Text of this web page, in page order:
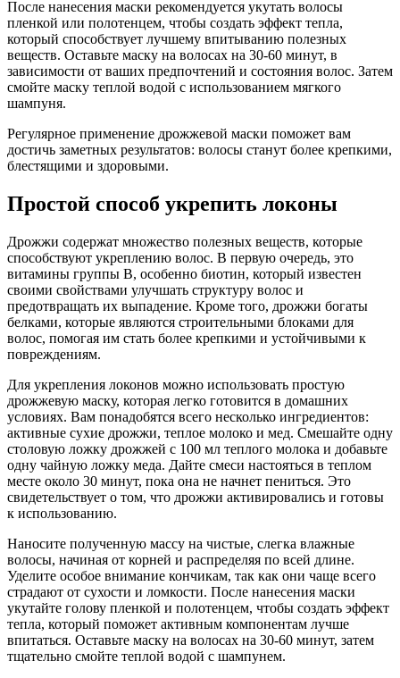
После нанесения маски рекомендуется укутать волосы
пленкой или полотенцем, чтобы создать эффект тепла,
который способствует лучшему впитыванию полезных
веществ. Оставьте маску на волосах на 30-60 минут, в
зависимости от ваших предпочтений и состояния волос. Затем
смойте маску теплой водой с использованием мягкого
шампуня.
Регулярное применение дрожжевой маски поможет вам
достичь заметных результатов: волосы станут более крепкими,
блестящими и здоровыми.
Простой способ укрепить локоны
Дрожжи содержат множество полезных веществ, которые
способствуют укреплению волос. В первую очередь, это
витамины группы B, особенно биотин, который известен
своими свойствами улучшать структуру волос и
предотвращать их выпадение. Кроме того, дрожжи богаты
белками, которые являются строительными блоками для
волос, помогая им стать более крепкими и устойчивыми к
повреждениям.
Для укрепления локонов можно использовать простую
дрожжевую маску, которая легко готовится в домашних
условиях. Вам понадобятся всего несколько ингредиентов:
активные сухие дрожжи, теплое молоко и мед. Смешайте одну
столовую ложку дрожжей с 100 мл теплого молока и добавьте
одну чайную ложку меда. Дайте смеси настояться в теплом
месте около 30 минут, пока она не начнет пениться. Это
свидетельствует о том, что дрожжи активировались и готовы
к использованию.
Наносите полученную массу на чистые, слегка влажные
волосы, начиная от корней и распределяя по всей длине.
Уделите особое внимание кончикам, так как они чаще всего
страдают от сухости и ломкости. После нанесения маски
укутайте голову пленкой и полотенцем, чтобы создать эффект
тепла, который поможет активным компонентам лучше
впитаться. Оставьте маску на волосах на 30-60 минут, затем
тщательно смойте теплой водой с шампунем.